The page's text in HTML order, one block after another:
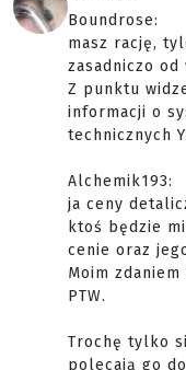
Boundrose:
masz rację,
zasadniczo od
Z punktu
informacji o
technicznych
Alchemik193:
ja ceny
ktoś będzie
cenie oraz
Moim
PTW.
Trochę tylko
polecają go